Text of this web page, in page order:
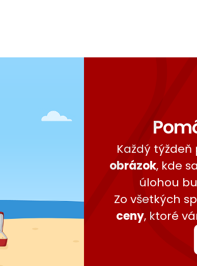
Každý
obrázok, kde
úlohou
Zo všetkých
ceny, ktoré